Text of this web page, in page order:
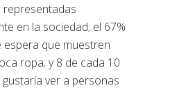
en la sociedad; el 67%
espera que muestren
ropa; y 8 de cada 10
ver a personas